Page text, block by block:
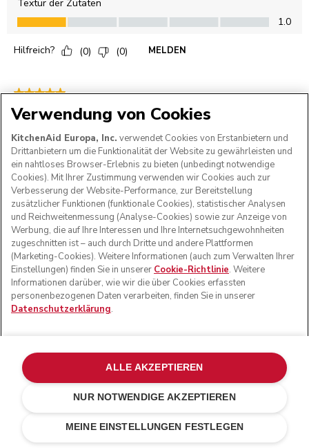
€ 48,30 einsparen € 20,70
BEI VERFÜGBARKEIT PER E-MAIL
BENACHRICHTIGEN
Verwendung von Cookies
KitchenAid Europa, Inc. verwendet Cookies von Erstanbietern und
Drittanbietern um die Funktionalität der Website zu gewährleisten und
ein nahtloses Browser-Erlebnis zu bieten (unbedingt notwendige
Cookies). Mit Ihrer Zustimmung verwenden wir Cookies auch zur
Verbesserung der Website-Performance, zur Bereitstellung
zusätzlicher Funktionen (funktionale Cookies), statistischer Analysen
und Reichweitenmessung (Analyse-Cookies) sowie zur Anzeige von
Werbung, die auf Ihre Interessen und Ihre Internetsuchgewohnheiten
zugeschnitten ist – auch durch Dritte und andere Plattformen
(Marketing-Cookies). Weitere Informationen (auch zum Verwalten Ihrer
Einstellungen) finden Sie in unserer Cookie-Richtlinie. Weitere
Informationen darüber, wie wir die über Cookies erfassten
personenbezogenen Daten verarbeiten, finden Sie in unserer
Datenschutzerklärung.
MEINE EINSTELLUNGEN FESTLEGEN
NUR NOTWENDIGE AKZEPTIEREN
ALLE AKZEPTIEREN